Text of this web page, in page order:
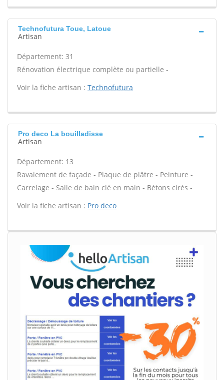
Technofutura Toue, Latoue
Artisan
Département: 31
Rénovation électrique complète ou partielle -
Voir la fiche artisan : Technofutura
Pro deco La bouilladisse
Artisan
Département: 13
Ravalement de façade - Plaque de plâtre - Peinture -
Carrelage - Salle de bain clé en main - Bétons cirés -
Voir la fiche artisan : Pro deco